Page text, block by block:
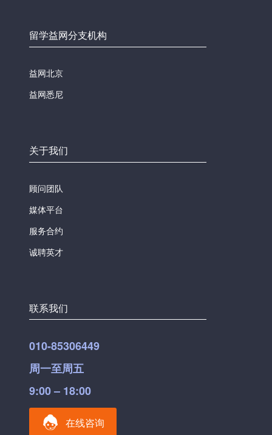
留学益网分支机构
益网北京
益网悉尼
关于我们
顾问团队
媒体平台
服务合约
诚聘英才
联系我们
010-85306449
周一至周五
9:00 – 18:00
在线咨询